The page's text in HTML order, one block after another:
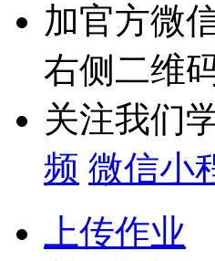
加官方微
右侧二维
关注我们
频 微信小
上传作业